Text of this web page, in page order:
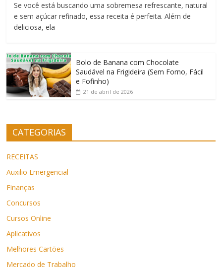
Se você está buscando uma sobremesa refrescante, natural
e sem açúcar refinado, essa receita é perfeita. Além de
deliciosa, ela
Bolo de Banana com Chocolate
Saudável na Frigideira (Sem Forno, Fácil
e Fofinho)
21 de abril de 2026
CATEGORIAS
RECEITAS
Auxilio Emergencial
Finanças
Concursos
Cursos Online
Aplicativos
Melhores Cartões
Mercado de Trabalho